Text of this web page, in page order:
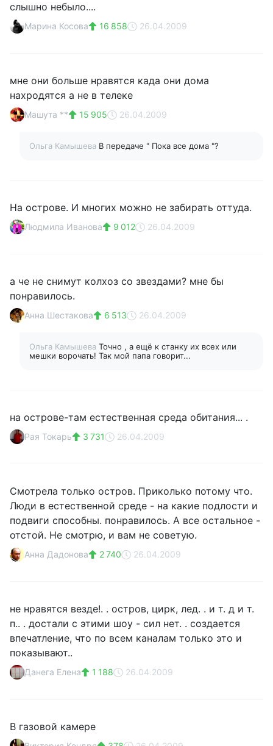
слышно небыло....
Марина Косова 16 858 26.04.2009
мне они больше нравятся када они дома
нахродятся а не в телеке
Машута ** 15 905 26.04.2009
Ольга Камышева В передаче " Пока все дома "?
На острове. И многих можно не забирать оттуда.
Людмила Иванова 9 012 26.04.2009
а че не снимут колхоз со звездами? мне бы
понравилось.
Анна Шестакова 6 513 26.04.2009
Ольга Камышева Точно , а ещё к станку их всех или
мешки ворочать! Так мой папа говорит...
на острове-там естественная среда обитания... .
Рая Токарь 3 731 26.04.2009
Смотрела только остров. Приколько потому что.
Люди в естественной среде - на какие подлости и
подвиги способны. понравилось. А все остальное -
отстой. Не смотрю, и вам не советую.
Анна Дадонова 2 740 26.04.2009
не нравятся везде!. . остров, цирк, лед. . и т. д и т.
п.. . достали с этими шоу - сил нет. . создается
впечатление, что по всем каналам только это и
показывают..
Данега Елена 1 188 26.04.2009
В газовой камере